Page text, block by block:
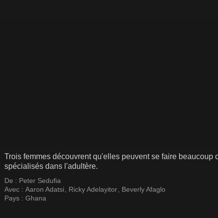
Trois femmes découvrent qu'elles peuvent se faire
spécialisés dans l'adultère.
De : Peter Sedufia
Avec : Aaron Adatsi Ricky Adelayitor
Beverly Afaglo
Pays : Ghana